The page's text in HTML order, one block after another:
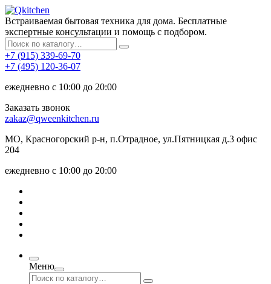
Встраиваемая бытовая техника для дома. Бесплатные
экспертные консультации и помощь с подбором.
+7 (915) 339-69-70
+7 (495) 120-36-07
ежедневно с 10:00 до 20:00
Заказать звонок
zakaz@qweenkitchen.ru
МО, Красногорский р-н, п.Отрадное, ул.Пятницкая д.3 офис
204
ежедневно с 10:00 до 20:00
Меню